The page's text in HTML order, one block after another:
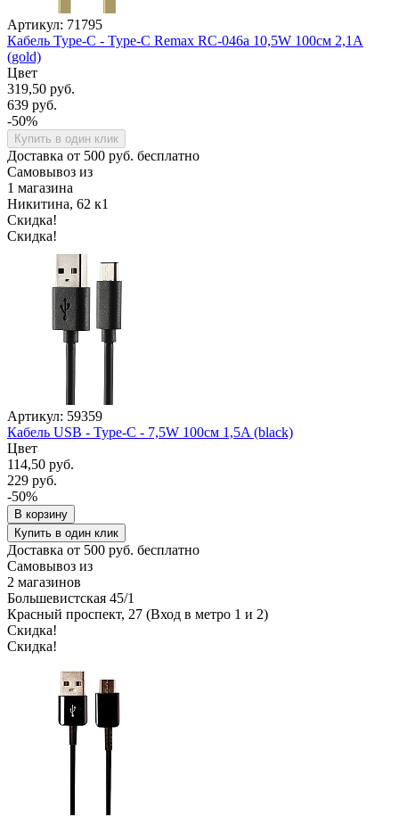
Артикул: 71795
Кабель Type-C - Type-C Remax RC-046a 10,5W 100см 2,1A
(gold)
Цвет
319,50 руб.
639 руб.
-50%
Купить в один клик
Доставка от 500 руб. бесплатно
Самовывоз из
1 магазина
Никитина, 62 к1
Скидка!
Скидка!
Артикул: 59359
Кабель USB - Type-C - 7,5W 100см 1,5A (black)
Цвет
114,50 руб.
229 руб.
-50%
В корзину
Купить в один клик
Доставка от 500 руб. бесплатно
Самовывоз из
2 магазинов
Большевистская 45/1
Красный проспект, 27 (Вход в метро 1 и 2)
Скидка!
Скидка!